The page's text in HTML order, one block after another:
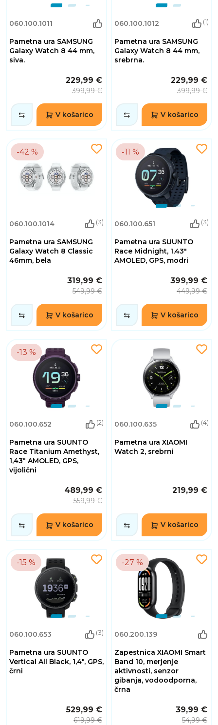
060.100.1011
Pametna ura SAMSUNG
Galaxy Watch 8 44 mm,
siva.
229,99 €
399,99 €
V košarico
060.100.1012 (1)
Pametna ura SAMSUNG
Galaxy Watch 8 44 mm,
srebrna.
229,99 €
399,99 €
V košarico
-42 %
060.100.1014 (3)
Pametna ura SAMSUNG
Galaxy Watch 8 Classic
46mm, bela
319,99 €
549,99 €
V košarico
-11 %
060.100.651 (3)
Pametna ura SUUNTO
Race Midnight, 1,43"
AMOLED, GPS, modri
399,99 €
449,99 €
V košarico
-13 %
060.100.652 (2)
Pametna ura SUUNTO
Race Titanium Amethyst,
1,43" AMOLED, GPS,
vijolični
489,99 €
559,99 €
V košarico
060.100.635 (4)
Pametna ura XIAOMI
Watch 2, srebrni
219,99 €
V košarico
-15 %
060.100.653 (3)
Pametna ura SUUNTO
Vertical All Black, 1,4", GPS,
črni
529,99 €
619,99 €
-27 %
060.200.139
Zapestnica XIAOMI Smart
Band 10, merjenje
aktivnosti, senzor
gibanja, vodoodporna,
črna
39,99 €
54,99 €